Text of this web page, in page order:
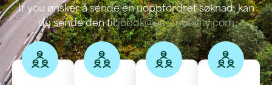
If you ønsker å sende en uoppfordret søknad, kan
du sende den til:jobdk@ecomobility.com